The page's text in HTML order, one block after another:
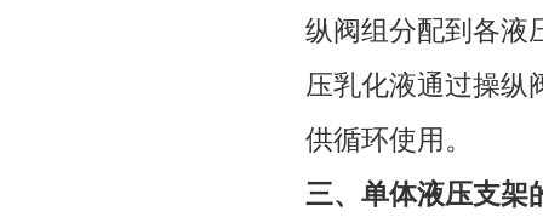
纵阀组分配到各液
压乳化液通过操纵
供循环使用。
三、 单体液压支架